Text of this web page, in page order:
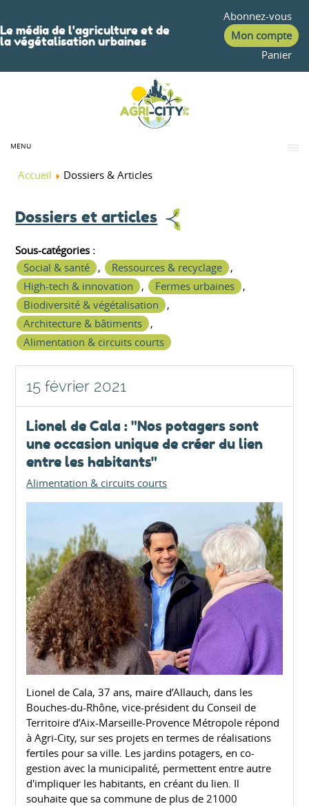
Le média de l'agriculture et de
la végétalisation urbaines
Abonnez-vous
Mon compte
Panier
MENU
Accueil Dossiers & Articles
Dossiers et articles
Sous-catégories :
Social & santé
, Ressources & recyclage
,
High-tech & innovation
, Fermes urbaines
,
Biodiversité & végétalisation
,
Architecture & bâtiments
,
Alimentation & circuits courts
15 février 2021
Lionel de Cala : "Nos potagers sont
une occasion unique de créer du lien
entre les habitants"
Alimentation & circuits courts
Lionel de Cala, 37 ans, maire d’Allauch, dans les
Bouches-du-Rhône, vice-président du Conseil de
Territoire d’Aix-Marseille-Provence Métropole répond
à Agri-City, sur ses projets en termes de réalisations
fertiles pour sa ville. Les jardins potagers, en co-
gestion avec la municipalité, permettent entre autre
d'impliquer les habitants, en créant du lien. Il
souhaite que sa commune de plus de 21000